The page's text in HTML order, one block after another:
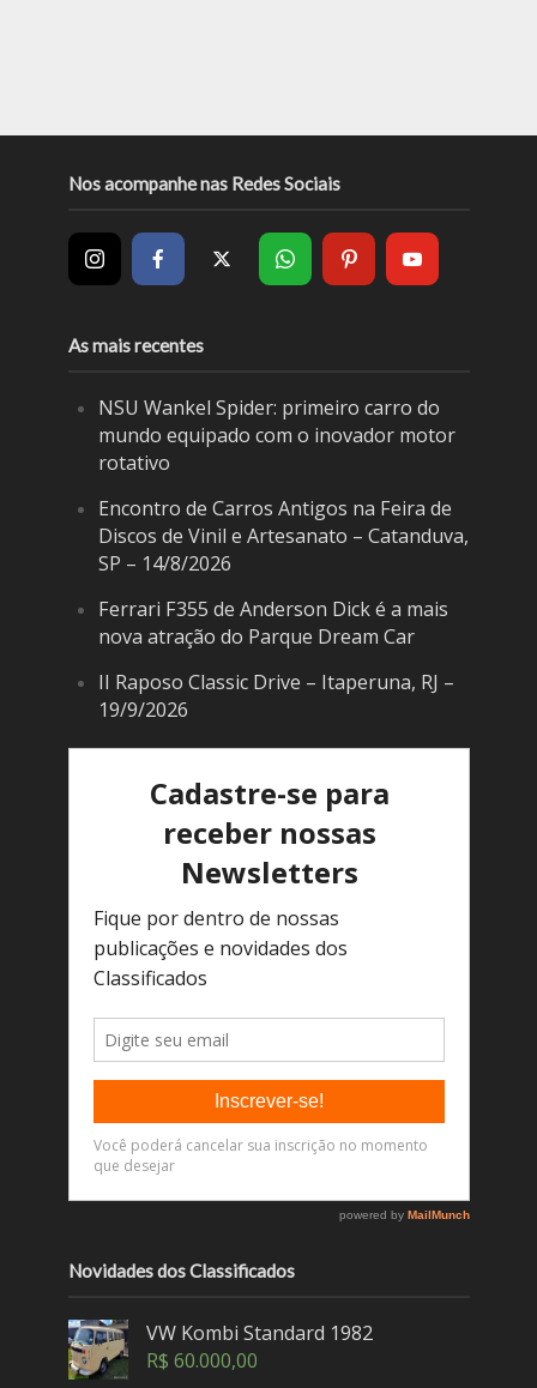
Nos acompanhe nas Redes Sociais
As mais recentes
NSU Wankel Spider: primeiro carro do
mundo equipado com o inovador motor
rotativo
Encontro de Carros Antigos na Feira de
Discos de Vinil e Artesanato – Catanduva,
SP – 14/8/2026
Ferrari F355 de Anderson Dick é a mais
nova atração do Parque Dream Car
II Raposo Classic Drive – Itaperuna, RJ –
19/9/2026
Novidades dos Classificados
VW Kombi Standard 1982
R$ 60.000,00